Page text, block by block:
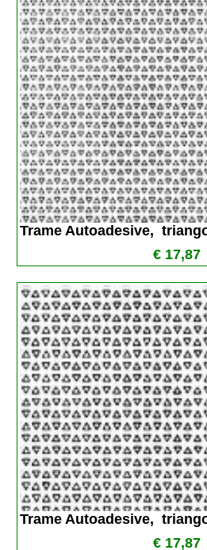
Trame Autoadesive,
€ 17,87
Trame Autoadesive,
€ 17,87